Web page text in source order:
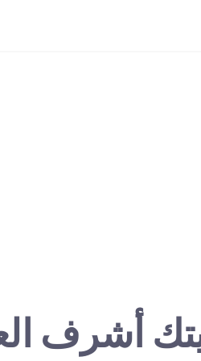
أشرف